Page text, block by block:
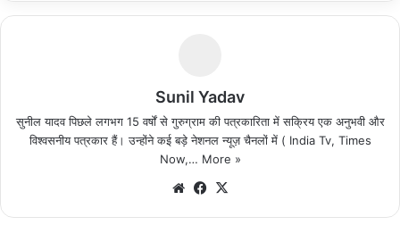
Sunil Yadav
सुनील यादव पिछले लगभग 15 वर्षों से गुरुग्राम की पत्रकारिता में सक्रिय एक अनुभवी और
विश्वसनीय पत्रकार हैं। उन्होंने कई बड़े नेशनल न्यूज़ चैनलों में ( India Tv, Times
Now,… More »
We Fa